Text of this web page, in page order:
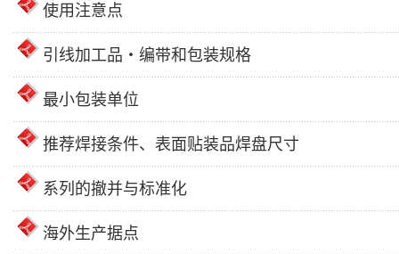
使用注意点
引线加工品・编带和包装规格
最小包装单位
推荐焊接条件、表面贴装品焊盘尺寸
系列的撤并与标准化
海外生产据点